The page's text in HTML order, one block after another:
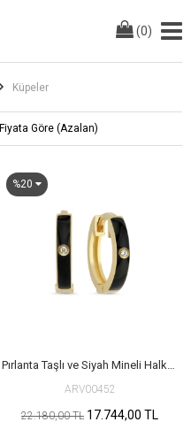
(0)
Küpeler
Fiyata Göre (Azalan)
%20
Pırlanta Taşlı ve Siyah Mineli Halka Küpe
ARV00452
22.180,00 TL 17.744,00 TL